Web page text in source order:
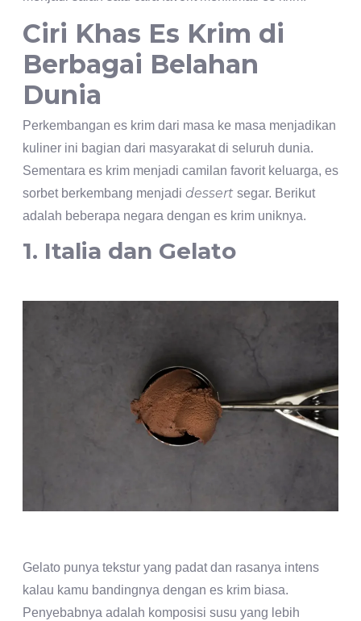
Ciri Khas Es Krim di
Berbagai Belahan
Dunia
Perkembangan es krim dari masa ke masa menjadikan
kuliner ini bagian dari masyarakat di seluruh dunia.
Sementara es krim menjadi camilan favorit keluarga, es
sorbet berkembang menjadi dessert segar. Berikut
adalah beberapa negara dengan es krim uniknya.
1. Italia dan Gelato
Gelato punya tekstur yang padat dan rasanya intens
kalau kamu bandingnya dengan es krim biasa.
Penyebabnya adalah komposisi susu yang lebih